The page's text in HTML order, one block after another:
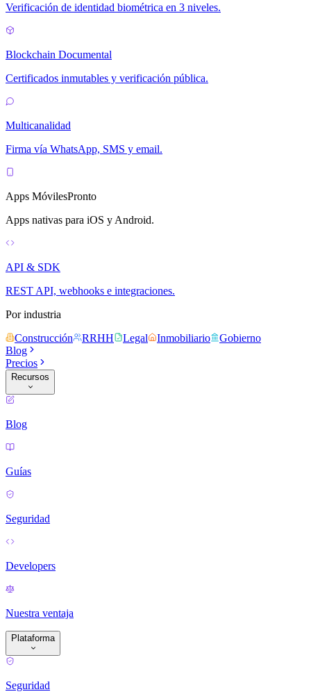
Verificación de identidad biométrica en 3 niveles.
Blockchain Documental
Certificados inmutables y verificación pública.
Multicanalidad
Firma vía WhatsApp, SMS y email.
Apps MóvilesPronto
Apps nativas para iOS y Android.
API & SDK
REST API, webhooks e integraciones.
Por industria
Construcción
RRHH Legal Inmobiliario
Gobierno
Blog
Precios
Recursos
Blog
Guías
Seguridad
Developers
Nuestra ventaja
Plataforma
Seguridad